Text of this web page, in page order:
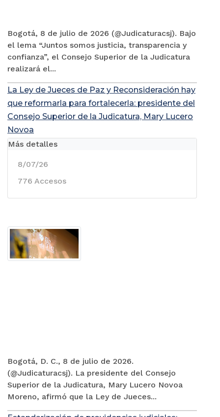
Bogotá, 8 de julio de 2026 (@Judicaturacsj). Bajo
el lema “Juntos somos justicia, transparencia y
confianza”, el Consejo Superior de la Judicatura
realizará el...
La Ley de Jueces de Paz y Reconsideración hay
que reformarla para fortalecerla: presidente del
Consejo Superior de la Judicatura, Mary Lucero
Novoa
Bogotá, D. C., 8 de julio de 2026.
(@Judicaturacsj). La presidente del Consejo
Superior de la Judicatura, Mary Lucero Novoa
Moreno, afirmó que la Ley de Jueces...
Más detalles
8/07/26
776 Accesos